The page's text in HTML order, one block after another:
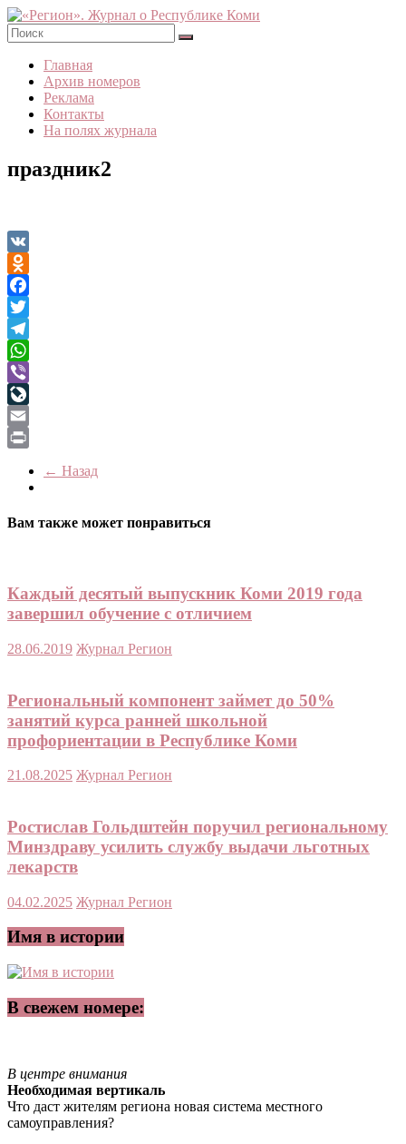
Skip
to
content
«Регион».
Журнал
Республике
Коми
Главная
Архив номеров
Реклама
Контакты
На полях журнала
праздник2
VK
Odnoklassniki
Facebook
Twitter
Telegram
WhatsApp
Viber
LiveJournal
Email
← Назад
Вам также может понравиться
Каждый десятый выпускник Коми 2019 года
завершил обучение с отличием
28.06.2019 Журнал Регион
Региональный компонент займет до 50%
занятий курса ранней школьной
профориентации в Республике Коми
21.08.2025 Журнал Регион
Ростислав Гольдштейн поручил региональному
Минздраву усилить службу выдачи льготных
лекарств
04.02.2025 Журнал Регион
Имя в истории
В свежем номере:
В центре внимания
Необходимая вертикаль
Что даст жителям региона новая система местного
самоуправления?